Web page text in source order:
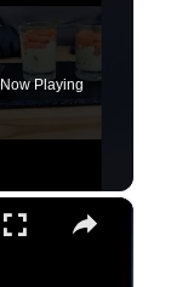
Now Playing
×